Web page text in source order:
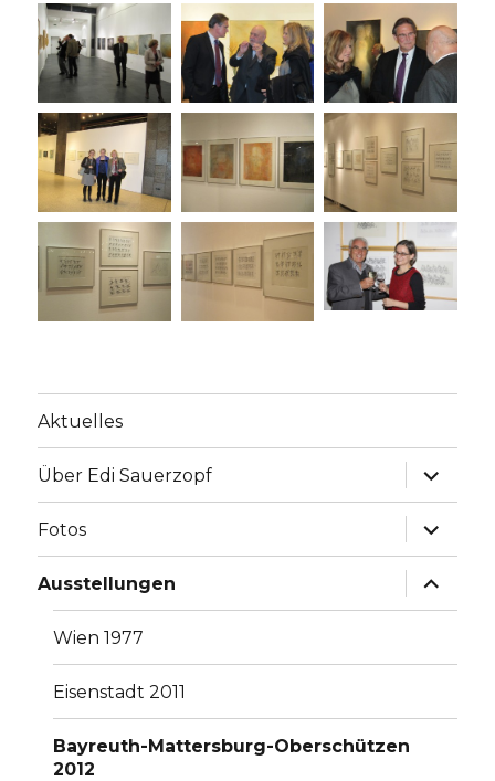
Aktuelles
Über Edi Sauerzopf
Fotos
Ausstellungen
Wien 1977
Eisenstadt 2011
Bayreuth-Mattersburg-Oberschützen
2012